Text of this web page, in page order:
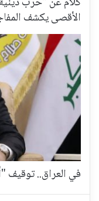
الأقصى يكشف
في العراق.. توقيف